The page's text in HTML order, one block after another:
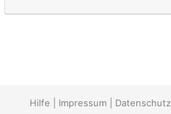
Hilfe Impressum Datenschutz